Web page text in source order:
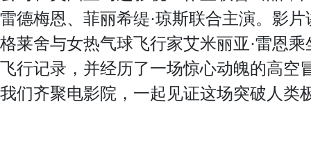
雷德梅恩、菲丽希缇·琼斯联合主演。影
格莱舍与女热气球飞行家艾米丽亚·雷恩
飞行记录，并经历了一场惊心动魄的高空
我们齐聚电影院，一起见证这场突破人类